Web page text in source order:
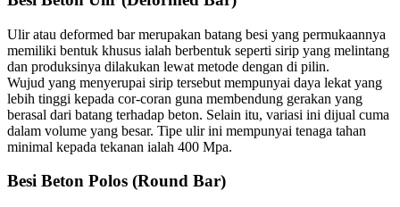
Ulir atau deformed bar merupakan batang besi yang permukaannya
memiliki bentuk khusus ialah berbentuk seperti sirip yang melintang
dan produksinya dilakukan lewat metode dengan di pilin.
Wujud yang menyerupai sirip tersebut mempunyai daya lekat yang
lebih tinggi kepada cor-coran guna membendung gerakan yang
berasal dari batang terhadap beton. Selain itu, variasi ini dijual cuma
dalam volume yang besar. Tipe ulir ini mempunyai tenaga tahan
minimal kepada tekanan ialah 400 Mpa.
Besi Beton Polos (Round Bar)